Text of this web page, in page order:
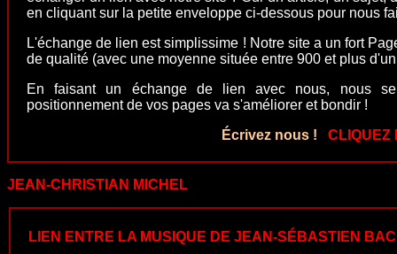
en cliquant sur la petite enveloppe ci-dessous pour nous
L'échange de lien est simplissime ! Notre site a un fort
de qualité (avec une moyenne située entre 900 et plus
En faisant un échange de lien avec nous, nous
positionnement de vos pages va s'améliorer et bondir !
Écrivez nous !
CLIQUEZ
JEAN-CHRISTIAN MICHEL
LIEN ENTRE LA MUSIQUE DE JEAN-SÉBASTIEN